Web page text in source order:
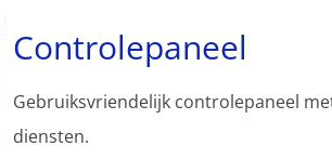
Controlepaneel
Gebruiksvriendelijk controlepaneel
diensten.